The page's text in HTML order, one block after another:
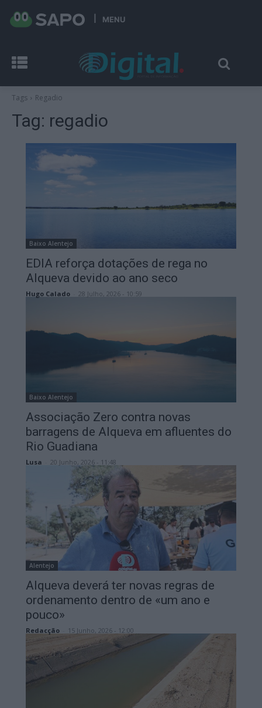
MENU
Tags Regadio
Tag: regadio
Baixo Alentejo
EDIA reforça dotações de rega no
Alqueva devido ao ano seco
Hugo Calado 28 Julho, 2026 - 10:59
Baixo Alentejo
Associação Zero contra novas
barragens de Alqueva em afluentes do
Rio Guadiana
Lusa 20 Junho, 2026 - 11:48
Alentejo
Alqueva deverá ter novas regras de
ordenamento dentro de «um ano e
pouco»
Redacção 15 Junho, 2026 - 12:00